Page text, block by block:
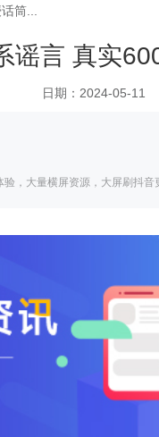
筒...
谣言 真实
日期：2024-05-11